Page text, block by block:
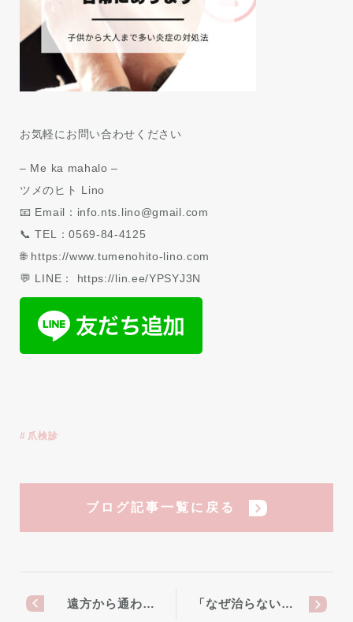
お気軽にお問い合わせください
– Me ka mahalo –
ツメのヒト Lino
📧 Email：info.nts.lino@gmail.com
📞 TEL：0569-84-4125
🌐 https://www.tumenohito-lino.com
💬 LINE： https://lin.ee/YPSYJ3N
爪検診
ブログ記事一覧に戻る
遠方から通わ… 「なぜ治らない…